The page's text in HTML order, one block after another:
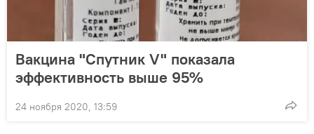
Вакцина "Спутник V" показала
эффективность выше 95%
24 ноября 2020, 13:59